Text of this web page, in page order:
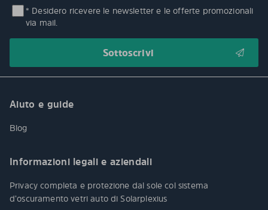
* Desidero ricevere le newsletter e le offerte promozionali
via mail.
Aiuto e guide
Blog
Informazioni legali e aziendali
Privacy completa e protezione dal sole col sistema
d’oscuramento vetri auto di Solarplexius